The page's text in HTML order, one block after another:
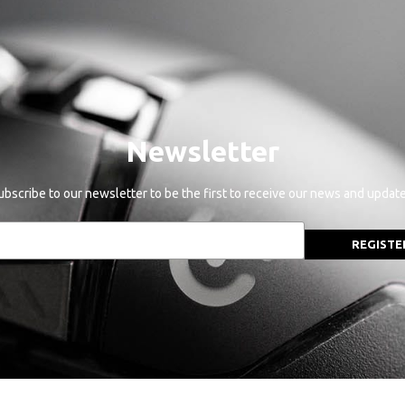
Newsletter
to our newsletter to be the first to receive our news and